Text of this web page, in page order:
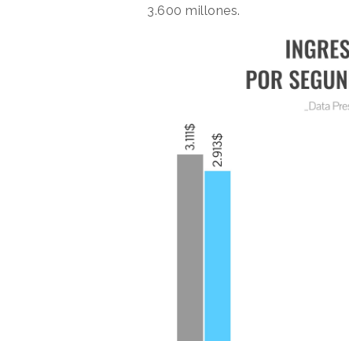
3.600 millones.